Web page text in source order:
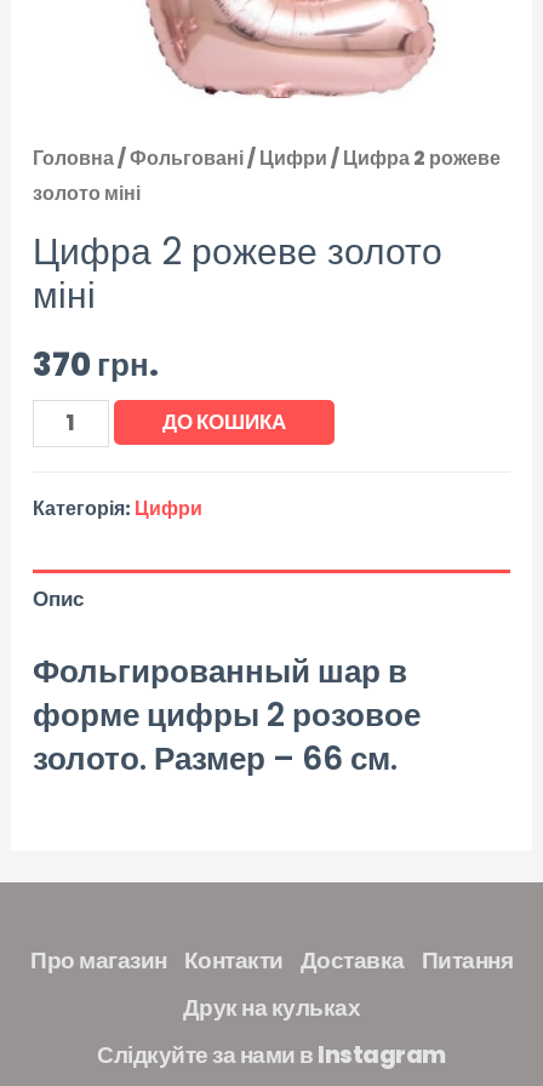
Головна/Фольговані/Цифри/ Цифра 2 рожеве
золото міні
Цифра 2 рожеве золото
міні
370грн.
ДО КОШИКА
Категорія: Цифри
Опис
Фольгированный шар в
форме цифры 2 розовое
золото. Размер – 66 см.
Про магазин Контакти Доставка Питання
Друк на кульках
Слідкуйте за нами в Instagram